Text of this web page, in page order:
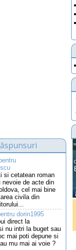
si cetatean roman
nevoie de acte din
cel mai bine
civila din
dorin1995
direct la
nu intri la buget sau
mai poti depune si
mu mai ai voie ?